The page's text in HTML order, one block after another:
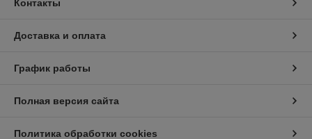
Контакты
Доставка и оплата
График работы
Полная версия сайта
Политика обработки cookies